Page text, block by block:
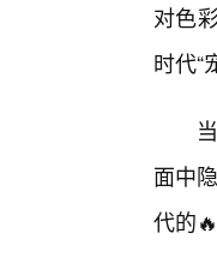
对色
时代“
面中
代的